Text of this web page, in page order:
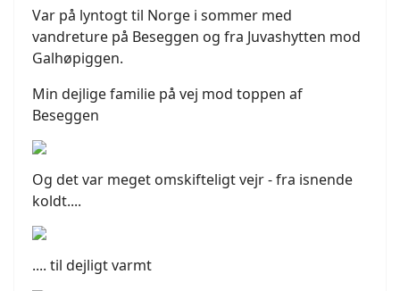
Var på lyntogt til Norge i sommer med
vandreture på Beseggen og fra Juvashytten mod
Galhøpiggen.
Min dejlige familie på vej mod toppen af
Beseggen
Og det var meget omskifteligt vejr - fra isnende
koldt....
.... til dejligt varmt